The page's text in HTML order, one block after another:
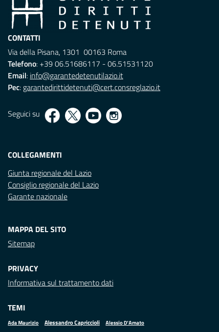
CONTATTI
Via della Pisana, 1301 00163 Roma
Telefono: +39 06.51686117 - 06.51531120
Email: info@garantedetenutilazio.it
Pec: garantedirittidetenuti@cert.consreglazio.it
Seguici su
COLLEGAMENTI
Giunta regionale del Lazio
Consiglio regionale del Lazio
Garante nazionale
MAPPA DEL SITO
Sitemap
PRIVACY
Informativa sul trattamento dati
TEMI
Ada Maurizio Alessandro Capriccioli Alessio D'Amato